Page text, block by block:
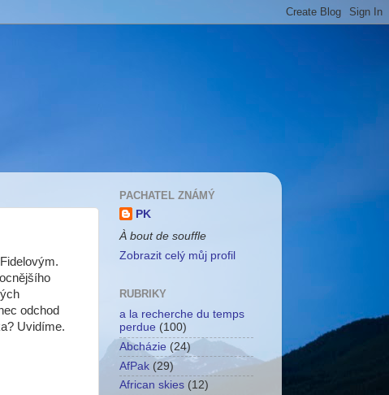
odchod
Uvidíme.
PACHATEL ZNÁMÝ
PK
À bout de souffle
Zobrazit celý můj profil
RUBRIKY
a la recherche du temps
perdue (100)
Abcházie (24)
AfPak (29)
African skies (12)